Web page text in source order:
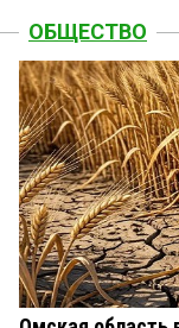
ОБЩЕСТВО